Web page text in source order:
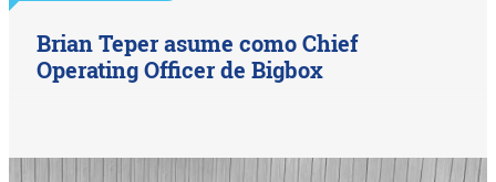
Brian Teper asume como Chief
Operating Officer de Bigbox